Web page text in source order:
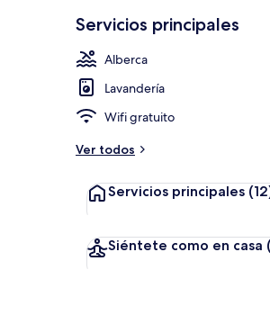
Servicios principales
Alberca
Lavandería
Wifi gratuito
Ver todos
Servicios principales
Siéntete como en casa